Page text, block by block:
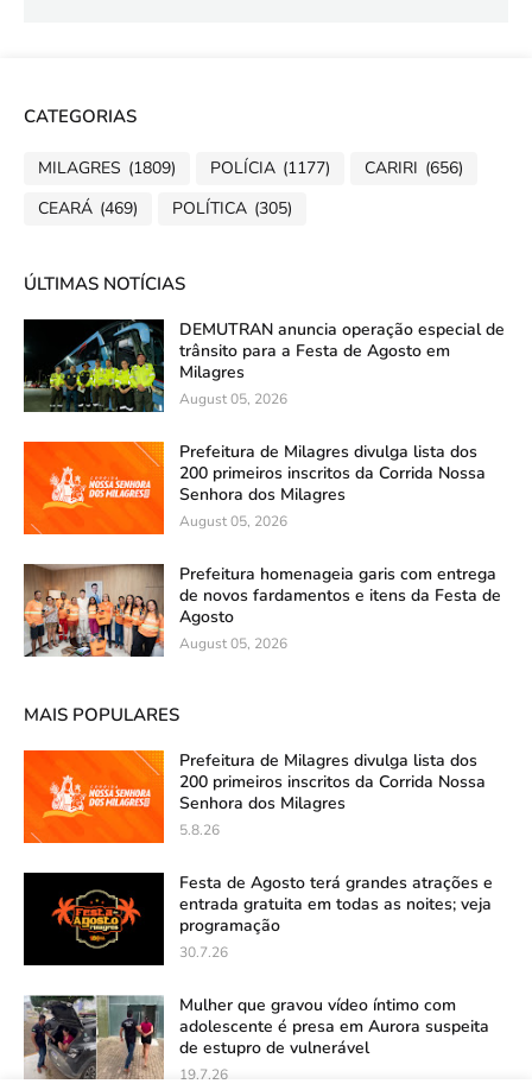
CATEGORIAS
MILAGRES (1809) POLÍCIA (1177) CARIRI (656)
CEARÁ (469) POLÍTICA (305)
ÚLTIMAS NOTÍCIAS
DEMUTRAN anuncia operação especial de
trânsito para a Festa de Agosto em
Milagres
August 05, 2026
Prefeitura de Milagres divulga lista dos
200 primeiros inscritos da Corrida Nossa
Senhora dos Milagres
August 05, 2026
Prefeitura homenageia garis com entrega
de novos fardamentos e itens da Festa de
Agosto
August 05, 2026
MAIS POPULARES
Prefeitura de Milagres divulga lista dos
200 primeiros inscritos da Corrida Nossa
Senhora dos Milagres
5.8.26
Festa de Agosto terá grandes atrações e
entrada gratuita em todas as noites; veja
programação
30.7.26
Mulher que gravou vídeo íntimo com
adolescente é presa em Aurora suspeita
de estupro de vulnerável
19.7.26